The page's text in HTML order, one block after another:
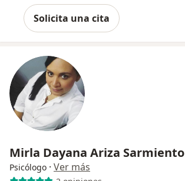
Solicita una cita
Mirla Dayana Ariza Sarmiento
Psicólogo · Ver más